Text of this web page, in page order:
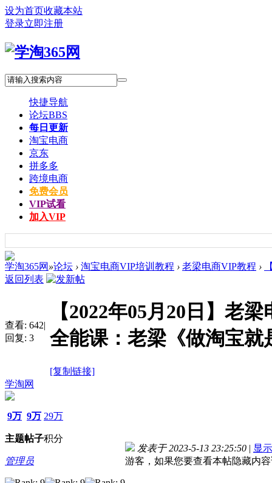
设为首页收藏本站
登录立即注册
快捷导航
论坛BBS
每日更新
淘宝电商
京东
拼多多
跨境电商
免费会员
VIP试看
加入VIP
学淘365网 »论坛 › 淘宝电商VIP培训教程 › 老梁电商VIP教程 ›
返回列表
查看: 642|
回复: 3
【2022年05月20日】老
全能课：老梁《做淘宝就
[复制链接]
学淘网
9万
主题
9万
帖子
29万
积分
管理员
发表于 2023-5-13 23:25:50 | 显
游客，如果您要查看本帖隐藏内